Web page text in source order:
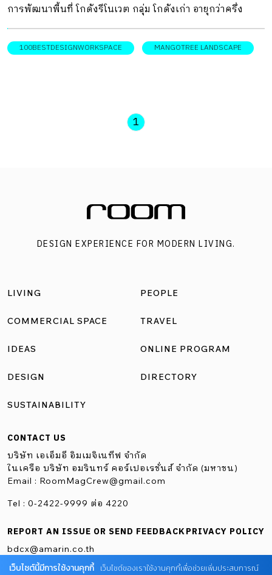
การพัฒนาพื้นที่ โกดังรีโนเวต กลุ่ม โกดังเก่า อายุกว่าครึ่ง
ศตวรรษของโรงงานอะลูมิเนียมเส้น “ไทยเม็ททอล อะลูมิเนียม”
ย่านบรรทัดทอง
100BESTDESIGNWORKSPACE MANGOTREE LANDSCAPE
1
DESIGN EXPERIENCE FOR MODERN LIVING.
LIVING
COMMERCIAL SPACE
IDEAS
DESIGN
SUSTAINABILITY
PEOPLE
TRAVEL
ONLINE PROGRAM
DIRECTORY
CONTACT US
บริษัท เอเอ็มอี อิมเมจิเนทีฟ จำกัด
ในเครือ บริษัท อมรินทร์ คอร์เปอเรชั่นส์ จำกัด (มหาชน)
Email : RoomMagCrew@gmail.com
Tel : 0-2422-9999 ต่อ 4220
REPORT AN ISSUE OR SEND FEEDBACK
bdcx@amarin.co.th
PRIVACY POLICY
เว็บไซต์นี้มีการใช้งานคุกกี้ เว็บไซต์ของเราใช้งานคุกกี้เพื่อช่วยเพิ่มประสบการณ์